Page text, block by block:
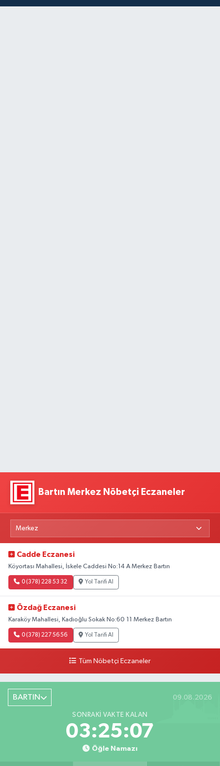
Bartın Merkez Nöbetçi Eczaneler
Cadde Eczanesi
Köyortası Mahallesi, İskele Caddesi No:14 A Merkez Bartın
0 (378) 228 53 32 Yol Tarifi Al
Özdağ Eczanesi
Karaköy Mahallesi, Kadıoğlu Sokak No:60 11 Merkez Bartın
0 (378) 227 56 56 Yol Tarifi Al
Tüm Nöbetçi Eczaneler
BARTIN 09.08.2026
SONRAKI VAKTE KALAN
03:25:06
Öğle Namazı